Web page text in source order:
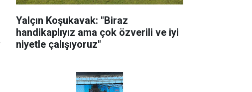
Yalçın Koşukavak: "Biraz
handikaplıyız ama çok özverili ve iyi
niyetle çalışıyoruz"